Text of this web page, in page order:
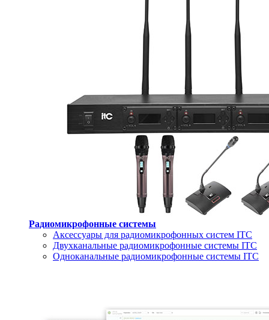
Радиомикрофонные системы
Аксессуары для радиомикрофонных систем ITC
Двухканальные радиомикрофонные системы ITC
Одноканальные радиомикрофонные системы ITC